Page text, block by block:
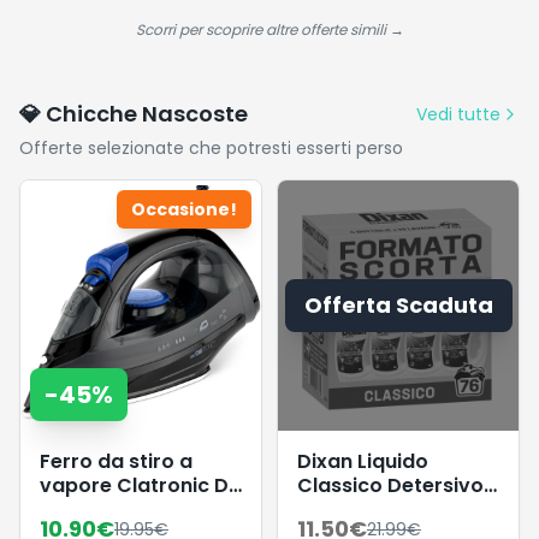
da Montare -
Scorri per scoprire altre offerte simili →
💎 Chicche Nascoste
Vedi tutte
Offerte selezionate che potresti esserti perso
Occasione!
-45%
Ferro da stiro a
vapore Clatronic DB
10.90€19.95€
Offerta Scaduta
Dixan Liquido
Classico Detersivo
11.50€21.99€